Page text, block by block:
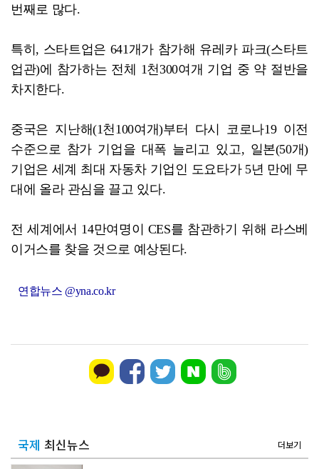
번째로 많다.
특히, 스타트업은 641개가 참가해 유레카 파크(스타트
업관)에 참가하는 전체 1천300여개 기업 중 약 절반을
차지한다.
중국은 지난해(1천100여개)부터 다시 코로나19 이전
수준으로 참가 기업을 대폭 늘리고 있고, 일본(50개)
기업은 세계 최대 자동차 기업인 도요타가 5년 만에 무
대에 올라 관심을 끌고 있다.
전 세계에서 14만여명이 CES를 참관하기 위해 라스베
이거스를 찾을 것으로 예상된다.
연합뉴스 @yna.co.kr
국제 최신뉴스 더보기